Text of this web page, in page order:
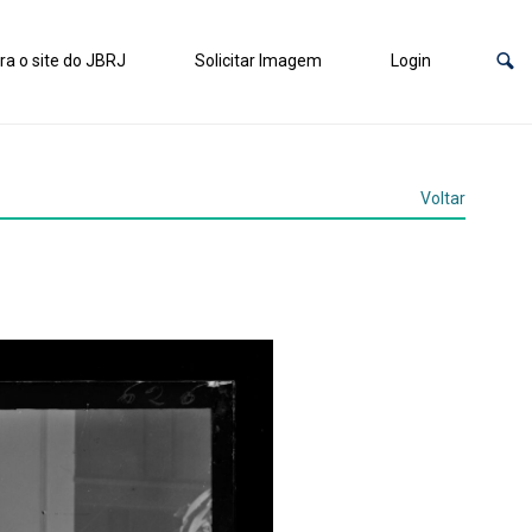
o site do JBRJ Solicitar Imagem Login
Voltar